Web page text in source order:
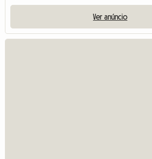
Ver anúncio